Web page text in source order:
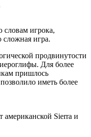
словам игрока,
игра.
продвинутости
Для более
пришлось
иметь более
американской Sierra и